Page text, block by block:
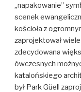
„napakowanie”
scenek
kościoła z
zaprojektował
zdecydowana
ówczesnych
katalońskiego
był Park Güell